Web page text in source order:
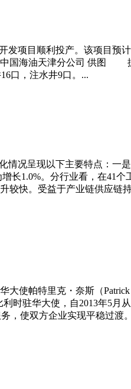
项目顺利投产。该项目预计
中国海油天津分公司 供图
口，注水井9口。...
况呈现以下主要特点：一
长1.0%。分行业看，在41个
较快。受益于产业链供应链
使帕特里克・奈斯（
驻华大使，自2013年5月从
务，使双方企业实现平稳